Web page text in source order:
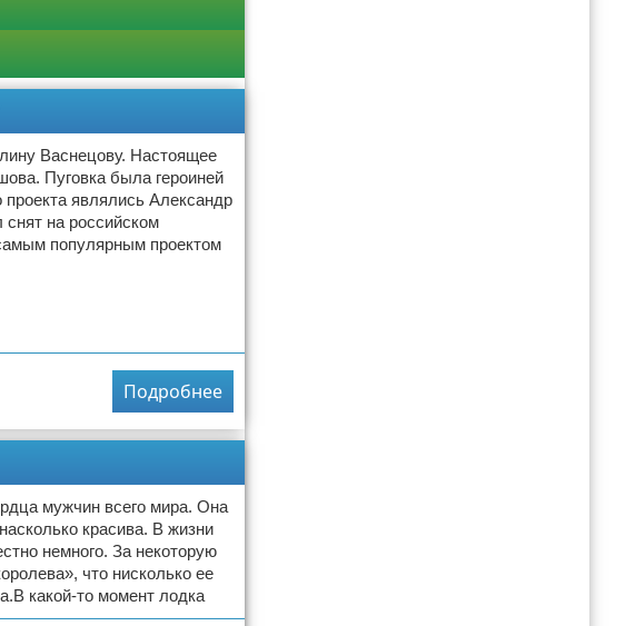
Васнецову. Настоящее
Пуговка была героиней
являлись Александр
на российском
популярным проектом
Подробнее
мужчин всего мира. Она
красива. В жизни
немного. За некоторую
что нисколько ее
какой-то момент лодка